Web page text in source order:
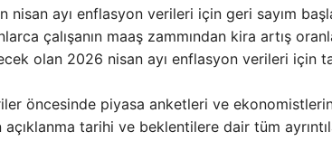
ayı enflasyon verileri için geri sayım
çalışanın maaş zammından kira artış
olan 2026 nisan ayı enflasyon verileri için
öncesinde piyasa anketleri ve
tarihi ve beklentilere dair tüm